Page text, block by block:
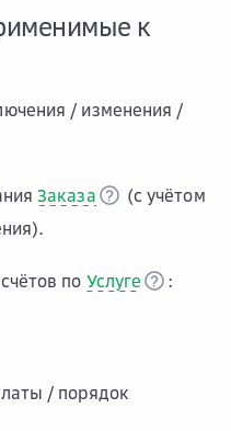
к
/ изменения /
Заказа
(с учётом
по Услуге :
/ порядок